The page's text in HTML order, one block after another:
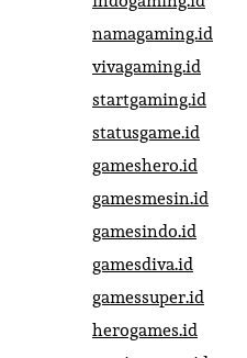
namagaming.id
vivagaming.id
startgaming.id
statusgame.id
gameshero.id
gamesmesin.id
gamesindo.id
gamesdiva.id
gamessuper.id
herogames.id